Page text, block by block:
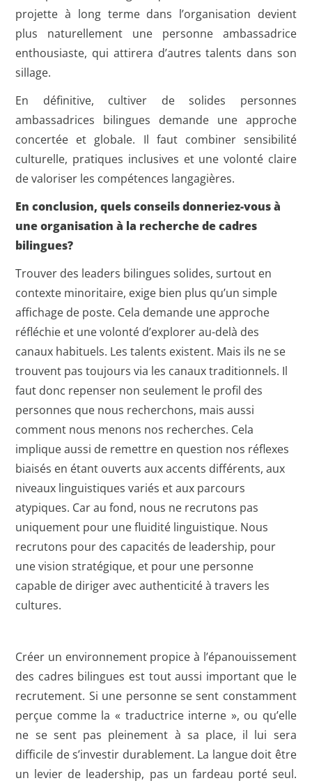
projette à long terme dans l’organisation devient
plus naturellement une personne ambassadrice
enthousiaste, qui attirera d’autres talents dans son
sillage.
En définitive, cultiver de solides personnes
ambassadrices bilingues demande une approche
concertée et globale. Il faut combiner sensibilité
culturelle, pratiques inclusives et une volonté claire
de valoriser les compétences langagières.
En conclusion, quels conseils donneriez-vous à
une organisation à la recherche de cadres
bilingues?
Trouver des leaders bilingues solides, surtout en
contexte minoritaire, exige bien plus qu’un simple
affichage de poste. Cela demande une approche
réfléchie et une volonté d’explorer au-delà des
canaux habituels. Les talents existent. Mais ils ne se
trouvent pas toujours via les canaux traditionnels. Il
faut donc repenser non seulement le profil des
personnes que nous recherchons, mais aussi
comment nous menons nos recherches. Cela
implique aussi de remettre en question nos réflexes
biaisés en étant ouverts aux accents différents, aux
niveaux linguistiques variés et aux parcours
atypiques. Car au fond, nous ne recrutons pas
uniquement pour une fluidité linguistique. Nous
recrutons pour des capacités de leadership, pour
une vision stratégique, et pour une personne
capable de diriger avec authenticité à travers les
cultures.
Créer un environnement propice à l’épanouissement
des cadres bilingues est tout aussi important que le
recrutement. Si une personne se sent constamment
perçue comme la « traductrice interne », ou qu’elle
ne se sent pas pleinement à sa place, il lui sera
difficile de s’investir durablement. La langue doit être
un levier de leadership, pas un fardeau porté seul.